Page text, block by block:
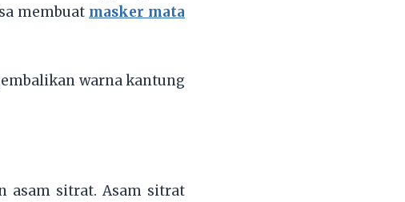
membuat masker mata
warna kantung
asam sitrat. Asam sitrat